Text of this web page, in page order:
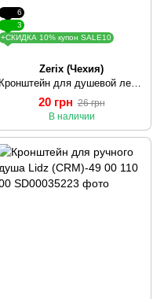
6
3
+СКИДКА 10% купон SALE10
Zerix (Чехия)
20 грн 26 грн
В наличии